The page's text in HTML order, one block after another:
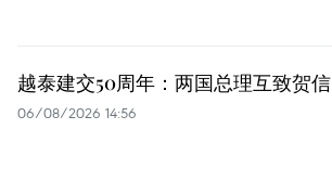
越泰建交50周年：两国总理互致贺信
06/08/2026 14:56